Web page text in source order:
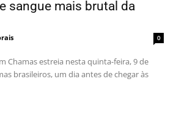
sangue mais brutal da
0
Chamas estreia nesta quinta-feira, 9 de
brasileiros, um dia antes de chegar às